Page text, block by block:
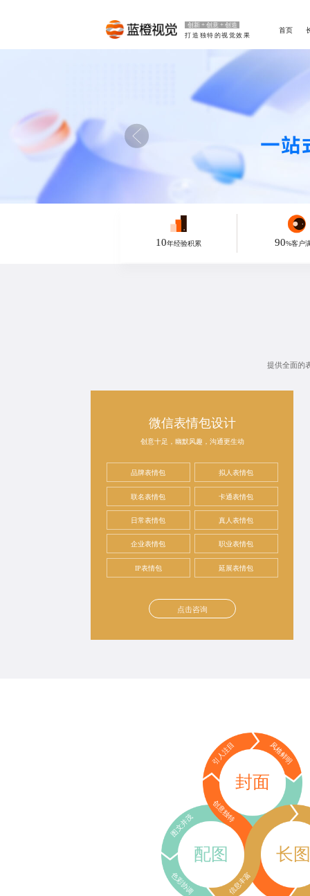
创新 + 创意 + 创造
打造独特的视觉效果
首页
10年经验积累 90%客户
提供全面的
微信表情包设计
创意十足，幽默风趣，沟通更生动
品牌表情包 拟人表情包
联名表情包 卡通表情包
日常表情包 真人表情包
企业表情包 职业表情包
IP表情包 延展表情包
点击咨询
封面
引人注目 风格鲜明
创意独特
配图
图文并茂
色彩协调 信息丰富
长